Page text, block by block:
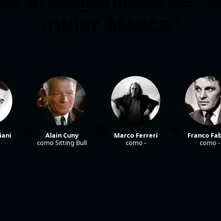
Alain Cuny
como Sitting Bull
Marco Ferreri
como -
Franco
como -